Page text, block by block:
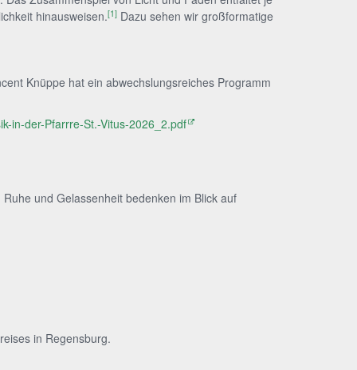
hinausweisen.[1] Dazu sehen wir großformatige
Knüppe hat ein abwechslungsreiches Programm
in-der-Pfarrre-St.-Vitus-2026_2.pdf
und Gelassenheit bedenken im Blick auf
in Regensburg.